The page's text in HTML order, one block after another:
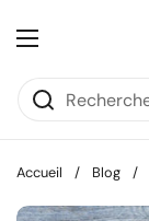
Ouvrir le menu
Accueil / Blog /